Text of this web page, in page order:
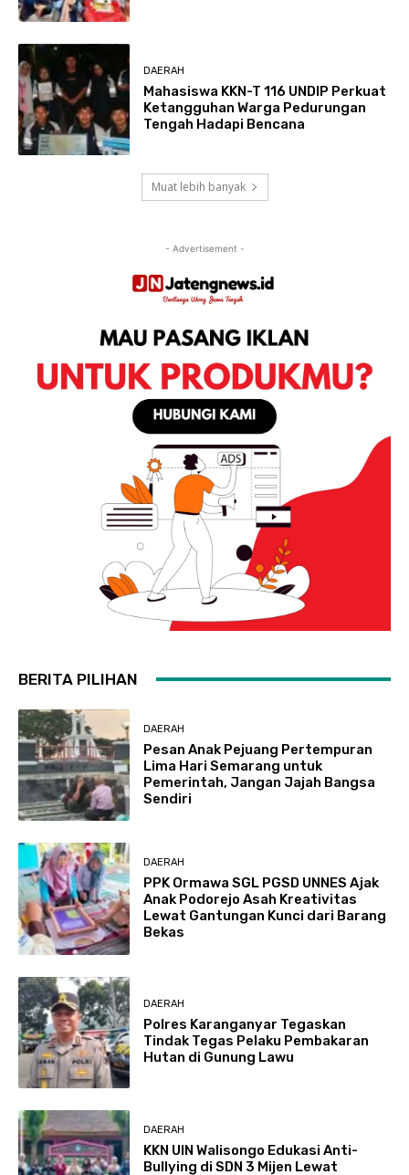
DAERAH
Mahasiswa KKN-T 116 UNDIP Perkuat
Ketangguhan Warga Pedurungan
Tengah Hadapi Bencana
Muat lebih banyak
- Advertisement -
BERITA PILIHAN
DAERAH
Pesan Anak Pejuang Pertempuran
Lima Hari Semarang untuk
Pemerintah, Jangan Jajah Bangsa
Sendiri
DAERAH
PPK Ormawa SGL PGSD UNNES Ajak
Anak Podorejo Asah Kreativitas
Lewat Gantungan Kunci dari Barang
Bekas
DAERAH
Polres Karanganyar Tegaskan
Tindak Tegas Pelaku Pembakaran
Hutan di Gunung Lawu
DAERAH
KKN UIN Walisongo Edukasi Anti-
Bullying di SDN 3 Mijen Lewat